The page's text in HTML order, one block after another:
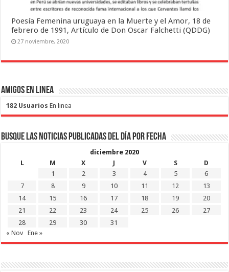
Poesía Femenina uruguaya en la Muerte y el Amor, 18 de
febrero de 1991, Artículo de Don Oscar Falchetti (QDDG)
27 noviembre, 2020
Amigos en Linea
182 Usuarios En linea
Busque las noticias publicadas del día por fecha
diciembre 2020
L
M X J V S
D
1
2 3 4 5
6
7
8 9 10 11 12
13
14
15 16 17 18 19
20
21
22 23 24 25 26
27
28
29 30
31
« Nov
Ene »